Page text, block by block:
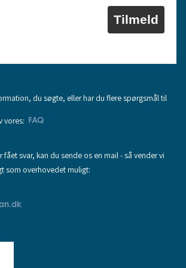
Tilmeld
du søgte, eller har du flere spørgsmål til
vores: FAQ
fået svar, kan du sende os en mail - så vender vi
som overhovedet muligt: